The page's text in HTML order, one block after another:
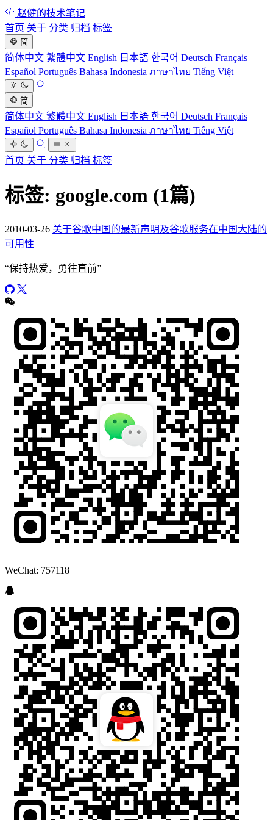
赵健的技术笔记
首页 关于 分类 归档 标签
简
简体中文 繁體中文 English 日本語 한국어 Deutsch Français
Español Português Bahasa Indonesia ภาษาไทย Tiếng Việt
简
简体中文 繁體中文 English 日本語 한국어 Deutsch Français
Español Português Bahasa Indonesia ภาษาไทย Tiếng Việt
首页 关于 分类 归档 标签
标签: google.com (1篇)
2010-03-26 关于谷歌中国的最新声明及谷歌服务在中国大陆的
可用性
“保持热爱，勇往直前”
WeChat: 757118